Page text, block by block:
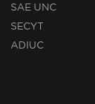
SAE UNC
SECYT
ADIUC